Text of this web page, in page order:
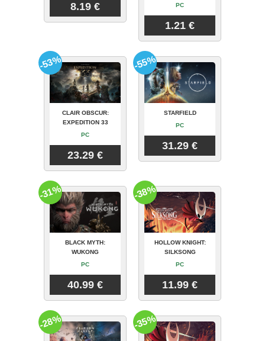
8.19 €
PC
1.21 €
CLAIR OBSCUR:
EXPEDITION 33
PC
23.29 €
-53%
STARFIELD
PC
31.29 €
-55%
BLACK MYTH:
WUKONG
PC
40.99 €
-31%
HOLLOW KNIGHT:
SILKSONG
PC
11.99 €
-38%
-28% -35%